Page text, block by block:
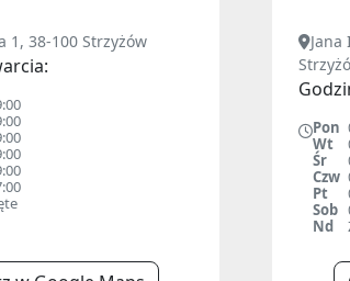
1, 38-100 Strzyżów
Pon
Wt
Śr
Czw
Pt
Sob
Nd